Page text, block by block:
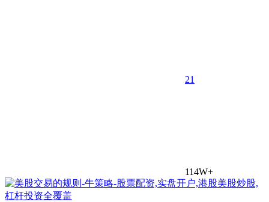
21
114W+